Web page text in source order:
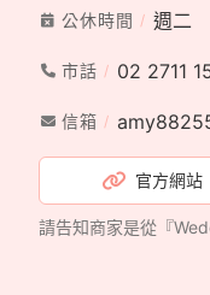
TEL: 03 4222525
TEL: 03 4222526
公休時間 週二
市話 02 2711
信箱
官方網站
請告知商家是從『